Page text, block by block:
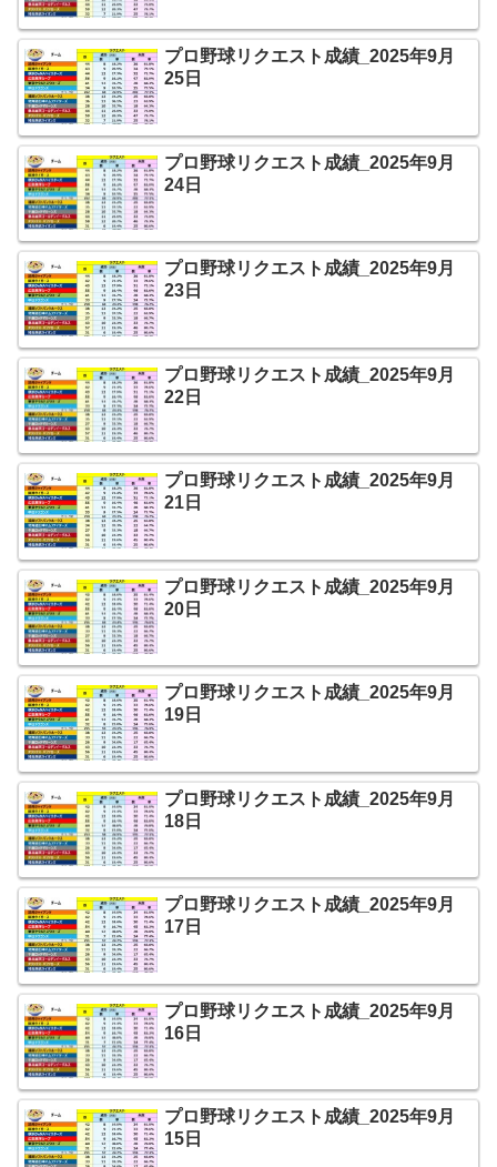
プロ野球リクエスト成績_2025年9月
25日
プロ野球リクエスト成績_2025年9月
24日
プロ野球リクエスト成績_2025年9月
23日
プロ野球リクエスト成績_2025年9月
22日
プロ野球リクエスト成績_2025年9月
21日
プロ野球リクエスト成績_2025年9月
20日
プロ野球リクエスト成績_2025年9月
19日
プロ野球リクエスト成績_2025年9月
18日
プロ野球リクエスト成績_2025年9月
17日
プロ野球リクエスト成績_2025年9月
16日
プロ野球リクエスト成績_2025年9月
15日